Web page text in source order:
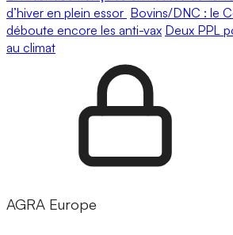
d’hiver en plein essor Bovins/DNC : le
déboute encore les anti-vax Deux PPL
au climat
AGRA Europe